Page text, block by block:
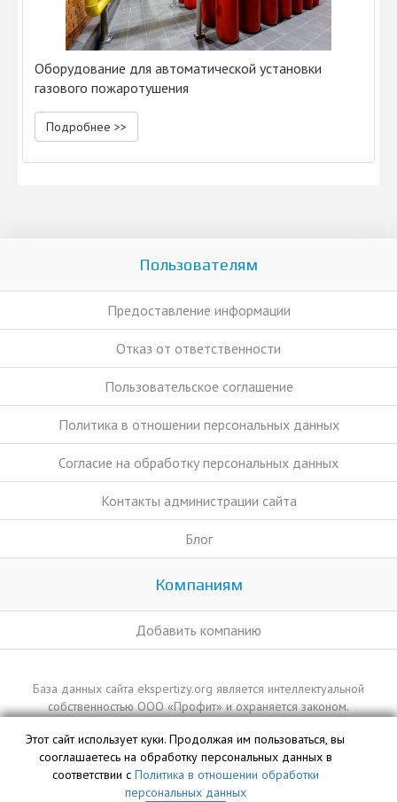
Оборудование для автоматической установки
газового пожаротушения
Подробнее >>
Пользователям
Предоставление информации
Отказ от ответственности
Пользовательское соглашение
Политика в отношении персональных данных
Согласие на обработку персональных данных
Контакты администрации сайта
Блог
Компаниям
Добавить компанию
База данных сайта ekspertizy.org является интеллектуальной
собственностью ООО «Профит» и охраняется законом.
Этот сайт использует куки. Продолжая им пользоваться, вы
сооглашаетесь на обработку персональных данных в
соответствии с Политика в отношении обработки
персональных данных